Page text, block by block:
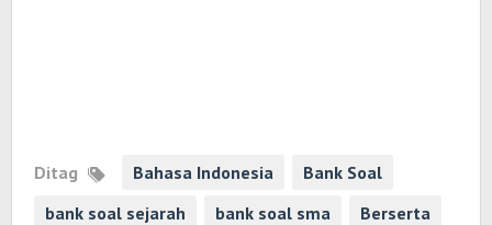
Ditag Bahasa Indonesia
Bank Soal
bank soal sejarah
bank soal sma
Berserta